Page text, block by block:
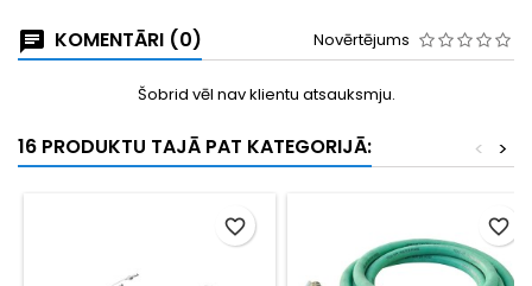
KOMENTĀRI (0) Novērtējums
Šobrid vēl nav klientu atsauksmju.
16 PRODUKTU TAJĀ PAT KATEGORIJĀ: >
<
favorite_border favorite_border